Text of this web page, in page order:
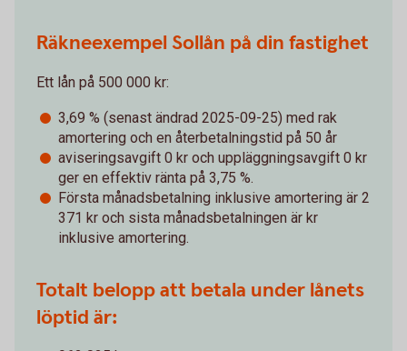
Räkneexempel Sollån på din fastighet
Ett lån på 500 000 kr:
3,69 % (senast ändrad 2025-09-25) med rak
amortering och en återbetalningstid på 50 år
aviseringsavgift 0 kr och uppläggningsavgift 0 kr
ger en effektiv ränta på 3,75 %.
Första månadsbetalning inklusive amortering är 2
371 kr och sista månadsbetalningen är kr
inklusive amortering.
Totalt belopp att betala under lånets
löptid är: